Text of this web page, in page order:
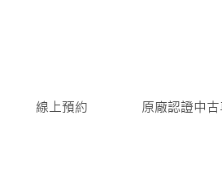
線上預約 原廠認證中古